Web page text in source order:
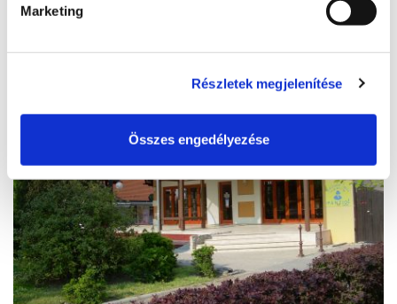
Marketing
Részletek megjelenítése
Összes engedélyezése